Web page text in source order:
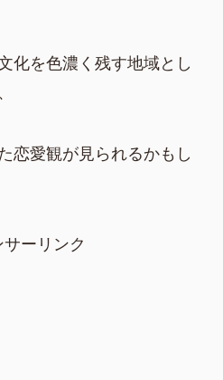
化を色濃く残す地域とし
恋愛観が見られるかもし
サーリンク